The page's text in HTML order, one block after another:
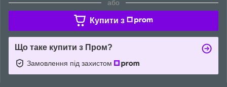
або
Купити з
Що таке купити з Пром?
Замовлення під захистом